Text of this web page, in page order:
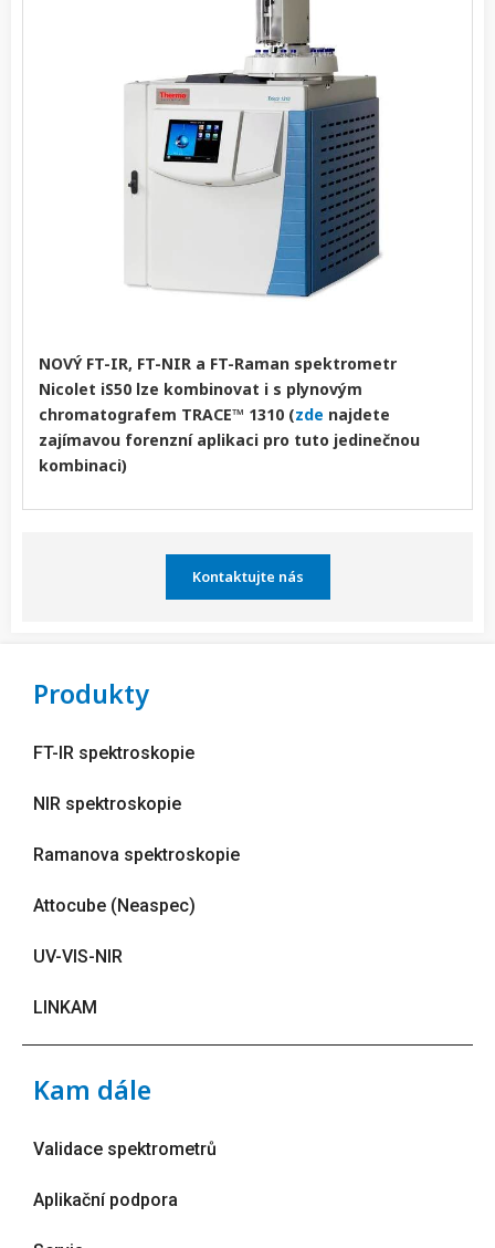
NOVÝ FT-IR, FT-NIR a FT-Raman spektrometr
Nicolet iS50 lze kombinovat i s plynovým
chromatografem TRACE™ 1310 (zde najdete
zajímavou forenzní aplikaci pro tuto jedinečnou
kombinaci)
Kontaktujte nás
Produkty
FT-IR spektroskopie
NIR spektroskopie
Ramanova spektroskopie
Attocube (Neaspec)
UV-VIS-NIR
LINKAM
Kam dále
Validace spektrometrů
Aplikační podpora